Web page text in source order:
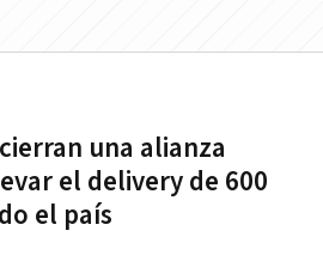
una alianza
el delivery de 600
el país